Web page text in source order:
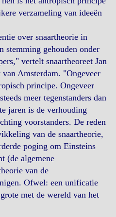
verzameling van ideeën
over snaartheorie in
stemming gehouden onder
vertelt snaartheoreet Jan
Amsterdam. "Ongeveer
principe. Ongeveer
meer tegenstanders dan
jaren is de verhouding
voorstanders. De reden
van de snaartheorie,
poging om Einsteins
(de algemene
van de
Ofwel: een unificatie
met de wereld van het